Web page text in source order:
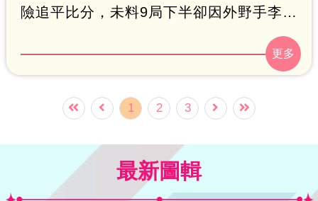
險追平比分，未料9局下半卻因外野手李政
厚意外跌倒，導致遊騎兵擊出再見安打，
最終以5比4飲恨落敗。此役遊騎兵打者杜
倫表現亮眼，貢獻3分打點成為致勝功臣。
不穩摔倒，錯失接球良機，賽後神情顯得
相當沮喪。這場比賽雙方互有領先，最後
1 2 3
最新圖輯